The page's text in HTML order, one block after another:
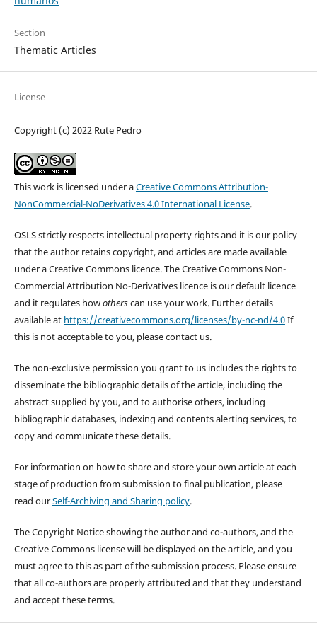
Section
Thematic Articles
License
Copyright (c) 2022 Rute Pedro
This work is licensed under aCreative Commons Attribution-
NonCommercial-NoDerivatives 4.0 International License.
OSLS strictly respects intellectual property rights and it is our policy
that the author retains copyright, and articles are made available
under a Creative Commons licence. The Creative Commons Non-
Commercial Attribution No-Derivatives licence is our default licence
and it regulates howotherscan use your work. Further details
available at https://creativecommons.org/licenses/by-nc-nd/4.0If
this is not acceptable to you, please contact us.
The non-exclusive permission you grant to us includes the rights to
disseminate the bibliographic details of the article, including the
abstract supplied by you, and to authorise others, including
bibliographic databases, indexing and contents alerting services, to
copy and communicate these details.
For information on how to share and store your own article at each
stage of production from submission to final publication, please
read ourSelf-Archiving and Sharing policy.
The Copyright Notice showing the author and co-authors, and the
Creative Commons license will be displayed on the article, and you
must agree to this as part of the submission process. Please ensure
that all co-authors are properly attributed and that they understand
and accept these terms.